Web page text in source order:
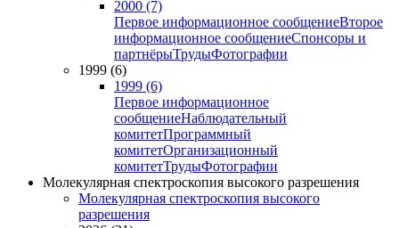
2000 (7)
Первое информационное сообщениеВторое
информационное сообщениеСпонсоры и
партнёрыТрудыФотографии
1999 (6)
1999 (6)
Первое информационное
сообщениеНаблюдательный
комитетПрограммный
комитетОрганизационный
комитетТрудыФотографии
Молекулярная спектроскопия высокого разрешения
Молекулярная спектроскопия высокого
разрешения